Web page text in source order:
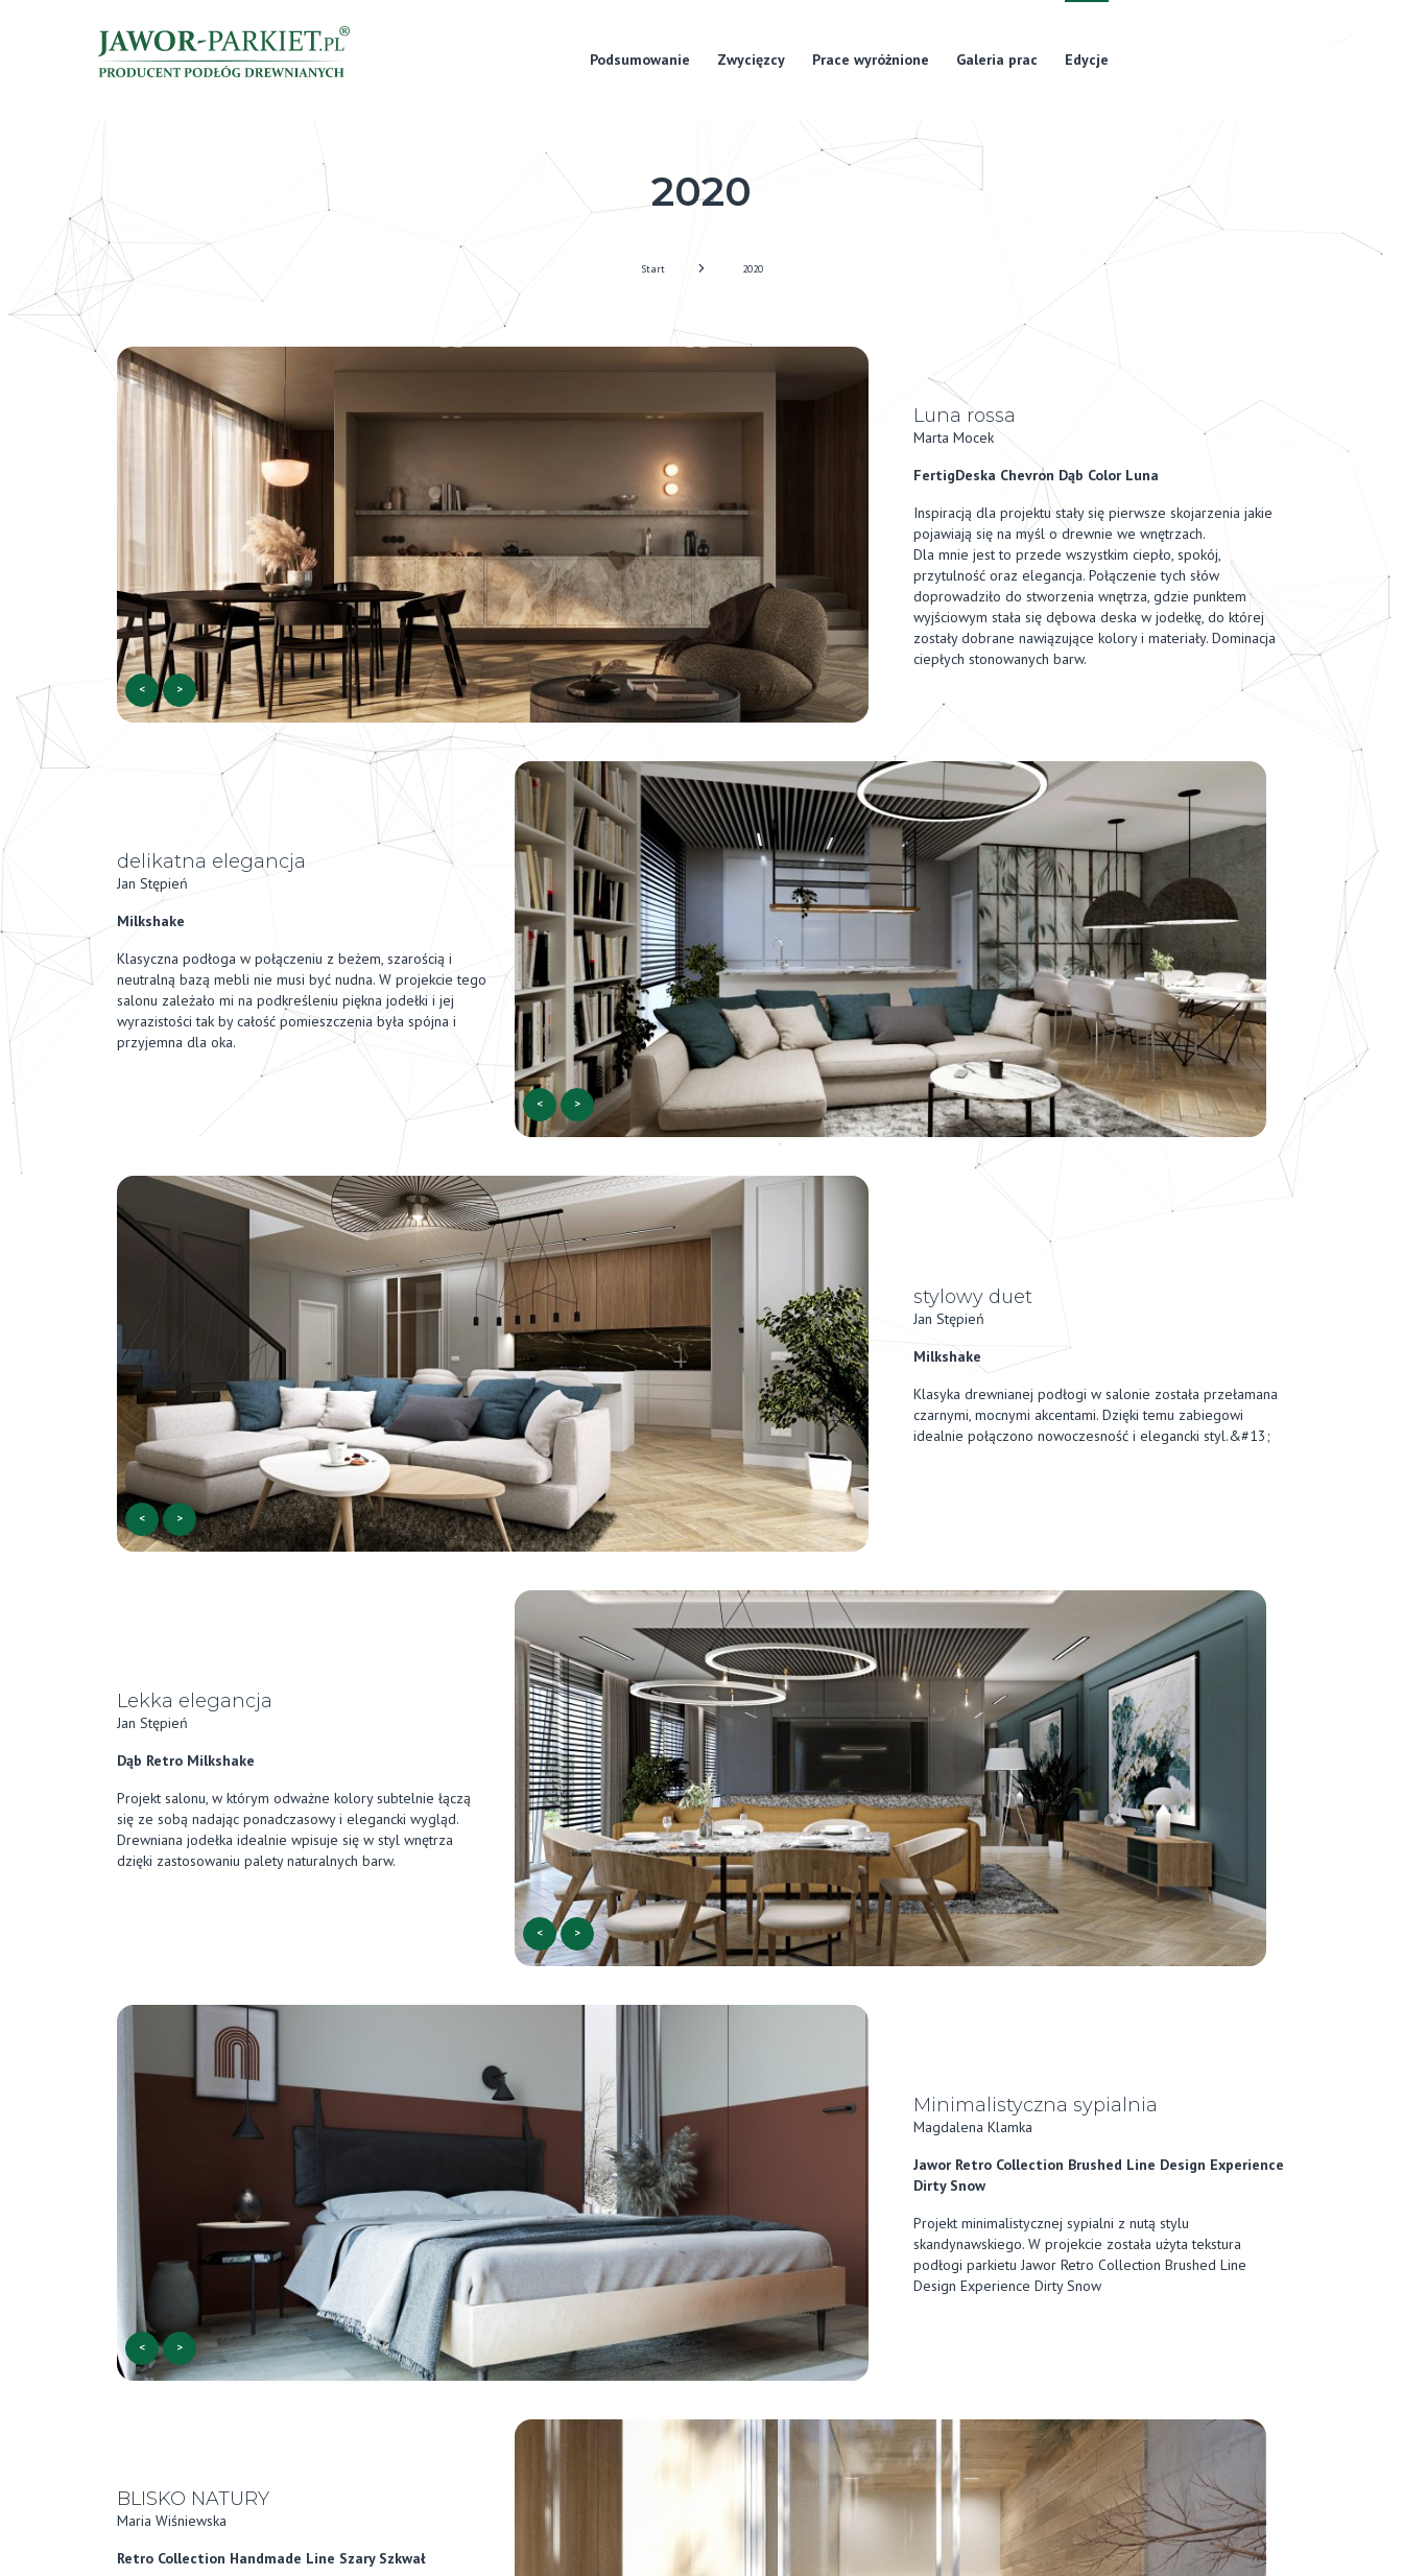
Podsumowanie Zwycięzcy Prace wyróżnione Galeria prac Edycje
2020
Start 2020
< >
Luna rossa
Marta Mocek
FertigDeska Chevron Dąb Color Luna
Inspiracją dla projektu stały się pierwsze skojarzenia jakie
pojawiają się na myśl o drewnie we wnętrzach.
Dla mnie jest to przede wszystkim ciepło, spokój,
przytulność oraz elegancja. Połączenie tych słów
doprowadziło do stworzenia wnętrza, gdzie punktem
wyjściowym stała się dębowa deska w jodełkę, do której
zostały dobrane nawiązujące kolory i materiały. Dominacja
ciepłych stonowanych barw.
delikatna elegancja
Jan Stępień
Milkshake
Klasyczna podłoga w połączeniu z beżem, szarością i
neutralną bazą mebli nie musi być nudna. W projekcie tego
salonu zależało mi na podkreśleniu piękna jodełki i jej
wyrazistości tak by całość pomieszczenia była spójna i
przyjemna dla oka.
< >
< >
stylowy duet
Jan Stępień
Milkshake
Klasyka drewnianej podłogi w salonie została przełamana
czarnymi, mocnymi akcentami. Dzięki temu zabiegowi
idealnie połączono nowoczesność i elegancki styl.&#13;
Lekka elegancja
Jan Stępień
Dąb Retro Milkshake
Projekt salonu, w którym odważne kolory subtelnie łączą
się ze sobą nadając ponadczasowy i elegancki wygląd.
Drewniana jodełka idealnie wpisuje się w styl wnętrza
dzięki zastosowaniu palety naturalnych barw.
< >
< >
Minimalistyczna sypialnia
Magdalena Klamka
Jawor Retro Collection Brushed Line Design Experience
Dirty Snow
Projekt minimalistycznej sypialni z nutą stylu
skandynawskiego. W projekcie została użyta tekstura
podłogi parkietu Jawor Retro Collection Brushed Line
Design Experience Dirty Snow
BLISKO NATURY
Maria Wiśniewska
Retro Collection Handmade Line Szary Szkwał